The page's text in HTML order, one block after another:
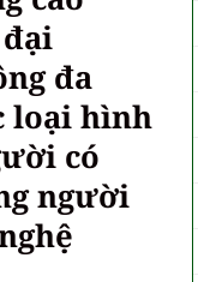
đa
loại hình
có
người